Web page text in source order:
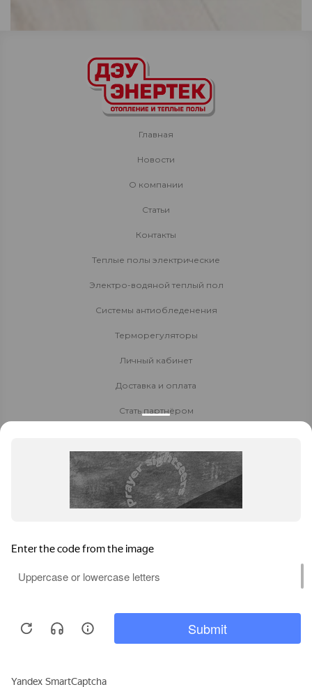
Главная
Новости
О компании
Статьи
Контакты
Теплые полы электрические
Электро-водяной теплый пол
Системы антиобледенения
Терморегуляторы
Личный кабинет
Доставка и оплата
Стать партнёром
Контакты
8 800 700-80-40
8 (925) 410-56-23
Москва, Варшавское ш., д.1 стр. 6, БЦ W Plaza-2, офис